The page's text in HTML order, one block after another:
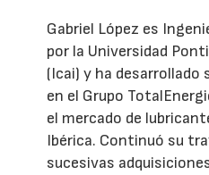
Gabriel López es
por la Universidad
(Icai) y ha desarrollado
en el Grupo
el mercado de
Ibérica. Continuó su
sucesivas